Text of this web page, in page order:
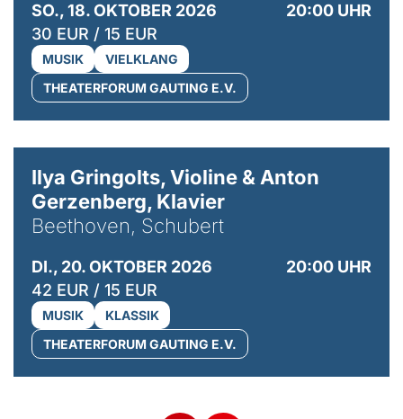
SO., 18. OKTOBER 2026
20:00 UHR
30 EUR / 15 EUR
MUSIK
VIELKLANG
THEATERFORUM GAUTING E.V.
Ilya Gringolts, Violine & Anton
Gerzenberg, Klavier
Beethoven, Schubert
DI., 20. OKTOBER 2026
20:00 UHR
42 EUR / 15 EUR
MUSIK
KLASSIK
THEATERFORUM GAUTING E.V.